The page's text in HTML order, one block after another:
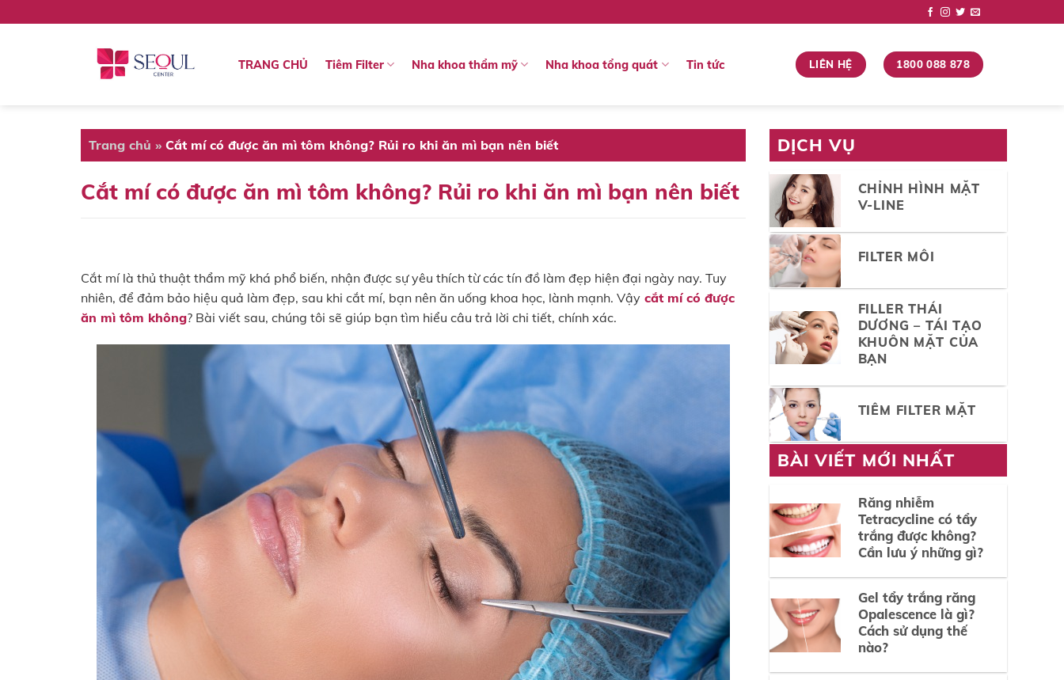
TRANG CHỦ Tiêm Filter Nha khoa thẩm mỹ Nha khoa tổng quát Tin tức LIÊN HỆ 1800 088 878
Trang chủ » Cắt mí có được ăn mì tôm không? Rủi ro khi ăn mì bạn nên biết
Cắt mí có được ăn mì tôm không? Rủi ro khi ăn mì bạn nên biết
Cắt mí là thủ thuật thẩm mỹ khá phổ biến, nhận được sự yêu thích từ các tín đồ làm đẹp hiện đại ngày nay. Tuy
nhiên, để đảm bảo hiệu quả làm đẹp, sau khi cắt mí, bạn nên ăn uống khoa học, lành mạnh. Vậy cắt mí có được
ăn mì tôm không? Bài viết sau, chúng tôi sẽ giúp bạn tìm hiểu câu trả lời chi tiết, chính xác.
DỊCH VỤ
CHỈNH HÌNH MẶT
V-LINE
FILTER MÔI
FILLER THÁI
DƯƠNG – TÁI TẠO
KHUÔN MẶT CỦA
BẠN
TIÊM FILTER MẶT
BÀI VIẾT MỚI NHẤT
Răng nhiễm
Tetracycline có tẩy
trắng được không?
Cần lưu ý những gì?
Gel tẩy trắng răng
Opalescence là gì?
Cách sử dụng thế
nào?